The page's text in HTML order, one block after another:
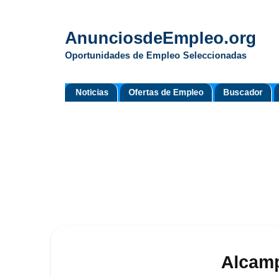
AnunciosdeEmpleo.org
Oportunidades de Empleo Seleccionadas
Noticias Ofertas de Empleo Buscador